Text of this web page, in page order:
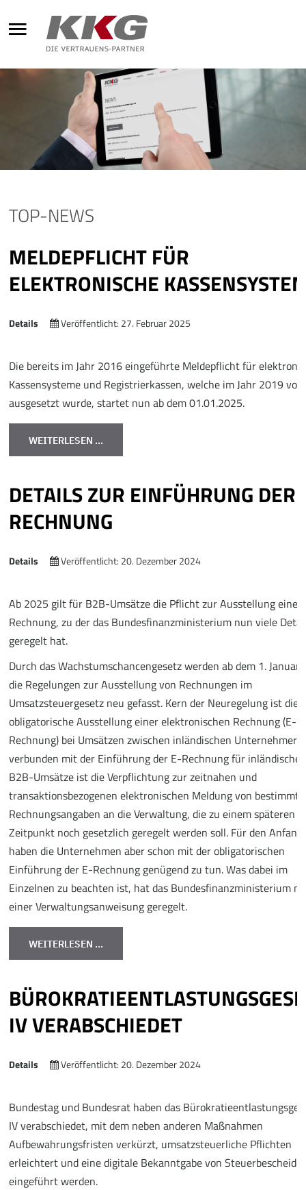
Unternehmen
Grundsätze
Leistungen
Karriere
KKG-Stiftung
TOP-NEWS
MELDEPFLICHT FÜR
ELEKTRONISCHE
Details Veröffentlicht: 27. Februar 2025
Die bereits im Jahr 2016 eingeführte Meldepflicht für
Kassensysteme und Registrierkassen, welche im Jahr 2019
ausgesetzt wurde, startet nun ab dem 01.01.2025.
WEITERLESEN …
DETAILS ZUR EINFÜHRUNG DER
RECHNUNG
Details Veröffentlicht: 20. Dezember 2024
Ab 2025 gilt für B2B-Umsätze die Pflicht zur Ausstellung einer
Rechnung, zu der das Bundesfinanzministerium nun viele
geregelt hat.
Durch das Wachstumschancengesetz werden ab dem 1. Januar
die Regelungen zur Ausstellung von Rechnungen im
Umsatzsteuergesetz neu gefasst. Kern der Neuregelung ist die
obligatorische Ausstellung einer elektronischen Rechnung (E-
Rechnung) bei Umsätzen zwischen inländischen
verbunden mit der Einführung der E-Rechnung für inländische
B2B-Umsätze ist die Verpflichtung zur zeitnahen und
transaktionsbezogenen elektronischen Meldung von
Rechnungsangaben an die Verwaltung, die zu einem späteren
Zeitpunkt noch gesetzlich geregelt werden soll. Für den Anfang
haben die Unternehmen aber schon mit der obligatorischen
Einführung der E-Rechnung genügend zu tun. Was dabei im
Einzelnen zu beachten ist, hat das Bundesfinanzministerium
einer Verwaltungsanweisung geregelt.
WEITERLESEN …
IV VERABSCHIEDET
Details Veröffentlicht: 20. Dezember 2024
Bundestag und Bundesrat haben das
IV verabschiedet, mit dem neben anderen Maßnahmen
Aufbewahrungsfristen verkürzt, umsatzsteuerliche Pflichten
erleichtert und eine digitale Bekanntgabe von
eingeführt werden.